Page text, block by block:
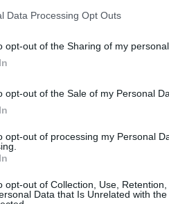
Data Processing Opt Outs
opt-out of the Sharing of my personal
opt-out of the Sale of my Personal
opt-out of processing my Personal
opt-out of Collection, Use,
Data that Is Unrelated with